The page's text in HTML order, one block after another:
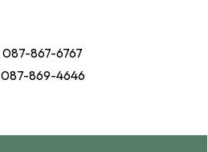
087-867-6767
087-869-4646